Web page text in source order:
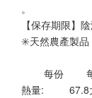
。
【保存期限】
✳️天然農產製品
每份
熱量: